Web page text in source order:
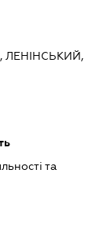
ЛЕНІНСЬКИЙ,
та